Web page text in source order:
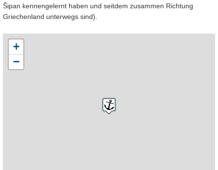
Šipan kennengelernt haben und seitdem zusammen Richtung
Griechenland unterwegs sind).
+
−